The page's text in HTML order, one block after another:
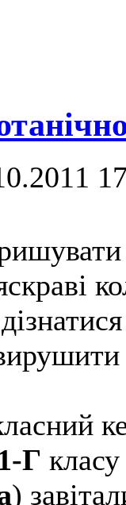
1-Г
)